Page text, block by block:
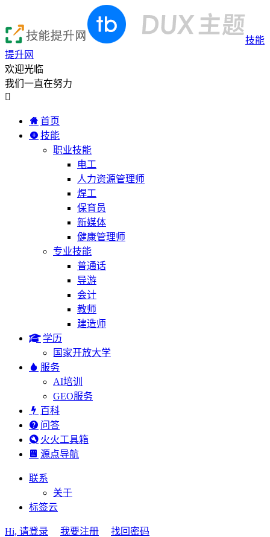
技能
提升网
欢迎光临
我们一直在努力

首页
技能
职业技能
电工
人力资源管理师
焊工
保育员
新媒体
健康管理师
专业技能
普通话
导游
会计
教师
建造师
学历
国家开放大学
服务
AI培训
GEO服务
百科
问答
火火工具箱
源点导航
联系
关于
标签云
Hi, 请登录 我要注册
找回密码